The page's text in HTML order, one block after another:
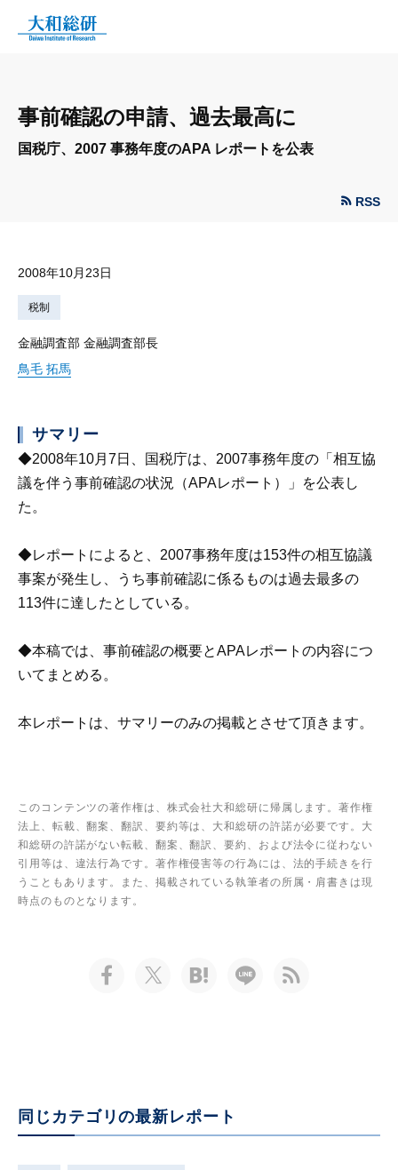
事前確認の申請、過去最高に
国税庁、2007 事務年度のAPA レポートを公表
RSS
2008年10月23日
税制
金融調査部 金融調査部長
鳥毛 拓馬
サマリー
◆2008年10月7日、国税庁は、2007事務年度の「相互協
議を伴う事前確認の状況（APAレポート）」を公表し
た。
◆レポートによると、2007事務年度は153件の相互協議
事案が発生し、うち事前確認に係るものは過去最多の
113件に達したとしている。
◆本稿では、事前確認の概要とAPAレポートの内容につ
いてまとめる。
本レポートは、サマリーのみの掲載とさせて頂きます。
このコンテンツの著作権は、株式会社大和総研に帰属します。著作権
法上、転載、翻案、翻訳、要約等は、大和総研の許諾が必要です。大
和総研の許諾がない転載、翻案、翻訳、要約、および法令に従わない
引用等は、違法行為です。著作権侵害等の行為には、法的手続きを行
うこともあります。また、掲載されている執筆者の所属・肩書きは現
時点のものとなります。
同じカテゴリの最新レポート